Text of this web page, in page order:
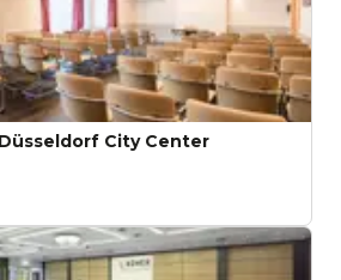
City Center